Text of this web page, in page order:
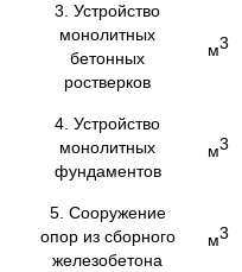
3. Устройство
монолитных
бетонных
ростверков
м3
4. Устройство
монолитных
фундаментов
м3
5. Сооружение
опор из сборного
железобетона
м3